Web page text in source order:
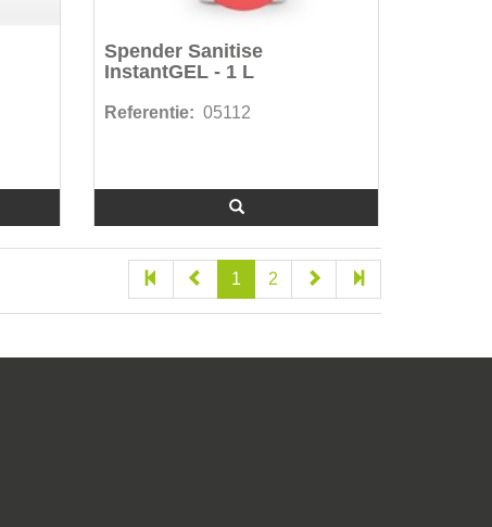
Spender Sanitise
InstantGEL - 1 L
Referentie: 05112
1 2